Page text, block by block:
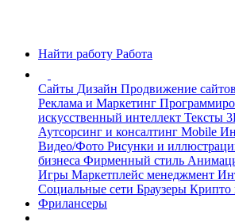
Найти работу Работа
Сайты Дизайн Продвижение
Реклама и Маркетинг
искусственный интеллект Тексты
Аутсорсинг и консалтинг Mobile
Видео/Фото Рисунки и
бизнеса Фирменный стиль
Игры Маркетплейс менеджмент
Социальные сети Браузеры Крипто
Фрилансеры